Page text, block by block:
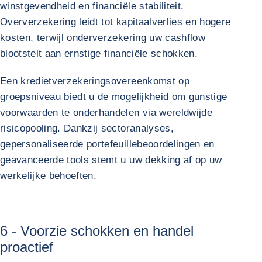
winstgevendheid en financiële stabiliteit.
Oververzekering leidt tot kapitaalverlies en hogere
kosten, terwijl onderverzekering uw cashflow
blootstelt aan ernstige financiële schokken.
Een kredietverzekeringsovereenkomst op
groepsniveau biedt u de mogelijkheid om gunstige
voorwaarden te onderhandelen via wereldwijde
risicopooling. Dankzij sectoranalyses,
gepersonaliseerde portefeuillebeoordelingen en
geavanceerde tools stemt u uw dekking af op uw
werkelijke behoeften.
6 - Voorzie schokken en handel
proactief